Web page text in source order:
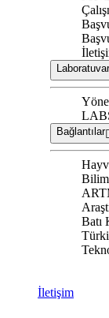
Bağlantılar
Batı
İletişim